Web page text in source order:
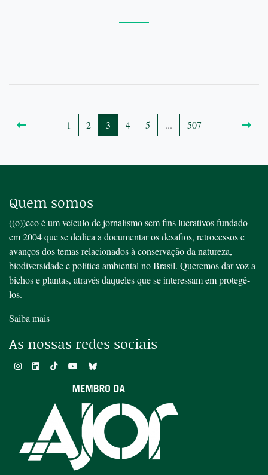
1 2 3 4 5 ... 507
Quem somos
((o))eco é um veículo de jornalismo sem fins lucrativos fundado
em 2004 que se dedica a documentar os desafios, retrocessos e
avanços dos temas relacionados à conservação da natureza,
biodiversidade e política ambiental no Brasil. Queremos dar voz a
bichos e plantas, através daqueles que se interessam em protegê-
los.
Saiba mais
As nossas redes sociais